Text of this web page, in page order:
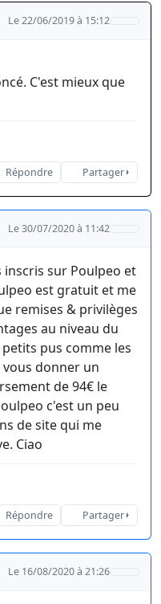
Le 22/06/2019 à 15:12
C'est mieux que
Répondre Partager
Le 30/07/2020 à 11:42
sur Poulpeo et
est gratuit et me
remises & privilèges
au niveau du
pus comme les
donner un
de 94€ le
c'est un peu
de site qui me
Ciao
Répondre Partager
Le 16/08/2020 à 21:26